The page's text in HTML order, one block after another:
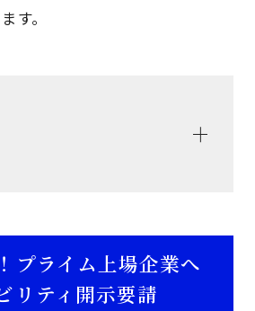
す。
プライム上場企業へ
リティ開示要請